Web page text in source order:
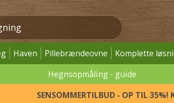
Haven Pillebrændeovne Komplette
Hegnsopmåling - guide
SENSOMMERTILBUD - OP TIL 35%!